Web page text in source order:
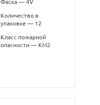
Фаска — 4V
Количество в
упаковке — 12
Класс пожарной
опасности — КМ2